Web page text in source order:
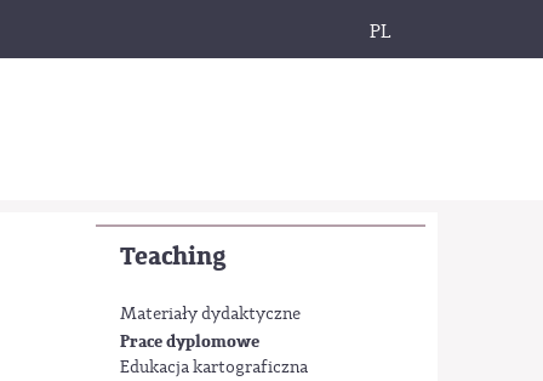
PL
Teaching
Materiały dydaktyczne
Prace dyplomowe
Edukacja kartograficzna